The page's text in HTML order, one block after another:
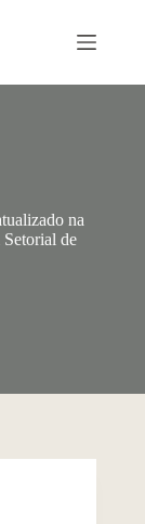
na
de